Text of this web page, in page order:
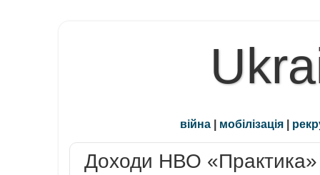
війна | мобілізація |
Доходи НВО «Практика»